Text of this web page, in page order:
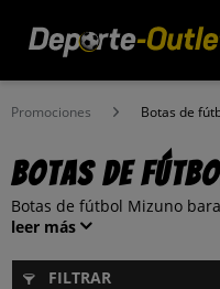
Promociones Botas de
Botas de
Botas de fútbol Mizuno
leer más
FILTRAR